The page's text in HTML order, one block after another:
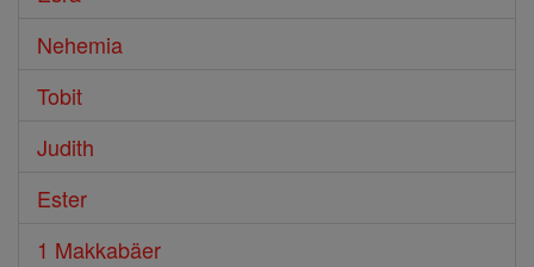
Nehemia
Tobit
Judith
Ester
1 Makkabäer